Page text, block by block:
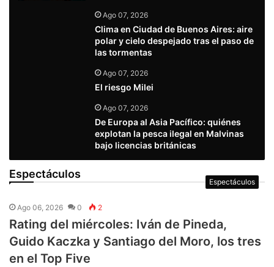
Ago 07, 2026
Clima en Ciudad de Buenos Aires: aire
polar y cielo despejado tras el paso de
las tormentas
Ago 07, 2026
El riesgo Milei
Ago 07, 2026
De Europa al Asia Pacífico: quiénes
explotan la pesca ilegal en Malvinas
bajo licencias británicas
Espectáculos
Espectáculos
Ago 06, 2026 0 2
Rating del miércoles: Iván de Pineda,
Guido Kaczka y Santiago del Moro, los tres
en el Top Five